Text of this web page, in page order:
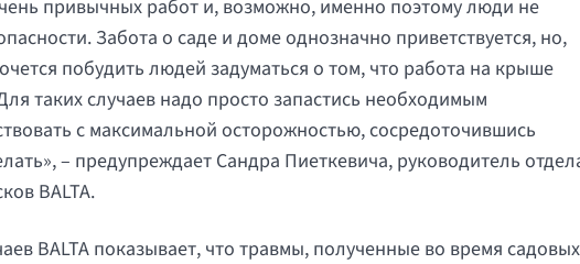
привычных работ и, возможно, именно поэтому люди не
Забота о саде и доме однозначно приветствуется, но,
побудить людей задуматься о том, что работа на крыше
таких случаев надо просто запастись необходимым
с максимальной осторожностью, сосредоточившись
– предупреждает Сандра Пиеткевича, руководитель
BALTA.
BALTA показывает, что травмы, полученные во время садовых